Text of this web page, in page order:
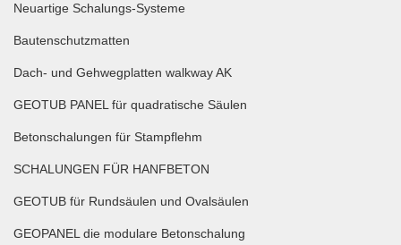
Neuartige Schalungs-Systeme
Bautenschutzmatten
Dach- und Gehwegplatten walkway AK
GEOTUB PANEL für quadratische Säulen
Betonschalungen für Stampflehm
SCHALUNGEN FÜR HANFBETON
GEOTUB für Rundsäulen und Ovalsäulen
GEOPANEL die modulare Betonschalung